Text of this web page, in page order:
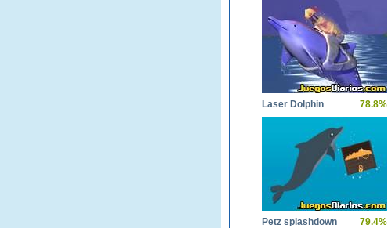
Laser Dolphin 78.8%
Petz splashdown 79.4%